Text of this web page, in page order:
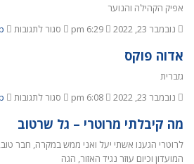
אפיק הקהילה והנוער
נובמבר 23, 2022
סגור לתגובות
אדוה פוקס
גזברית
נובמבר 23, 2022
סגור לתגובות
מה קיבלתי מרוטרי – גל שרטוב
לרוטרי הגענו אשתי יעל ואני ממש במקרה, חבר
המועדון וכיום עוזר נגיד האזור, הגה